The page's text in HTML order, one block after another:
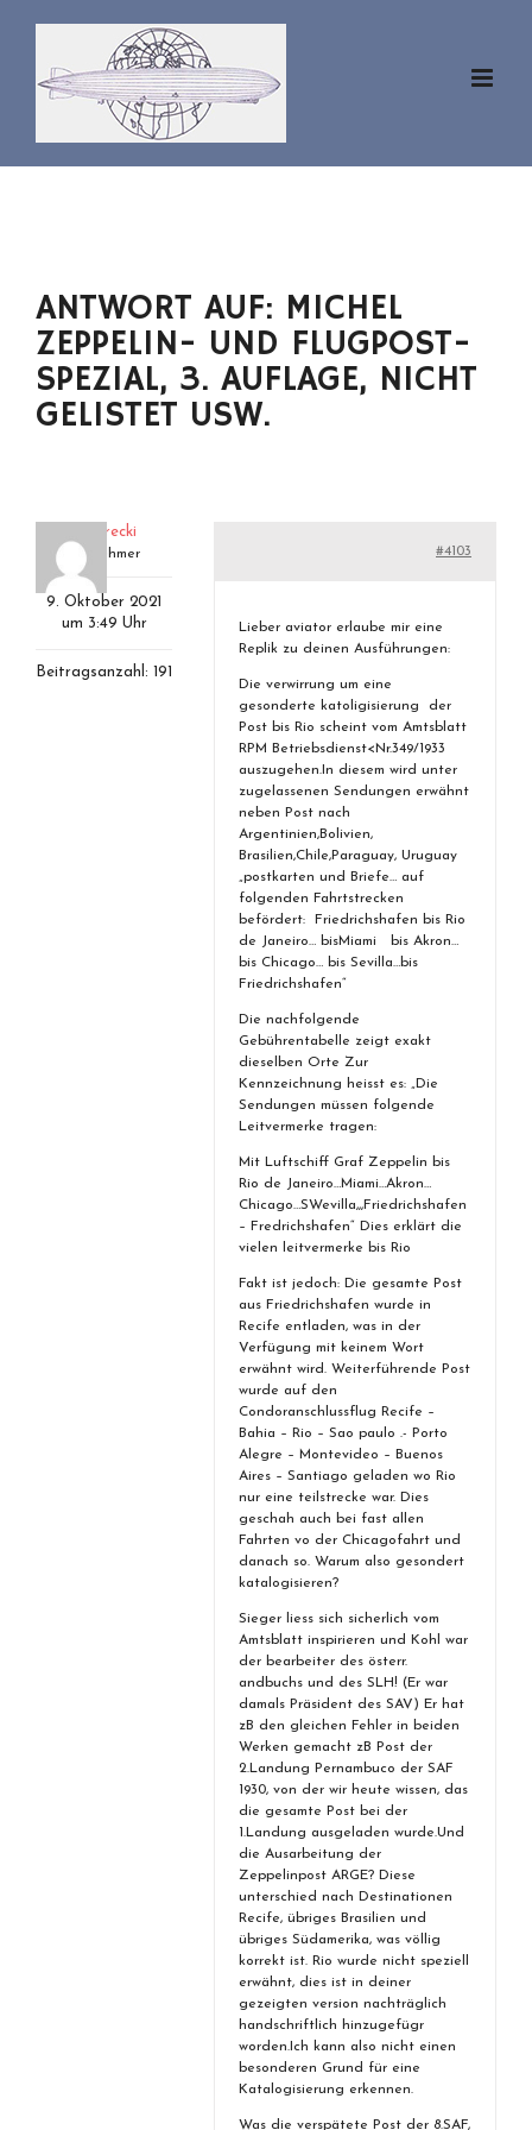
springen
ANTWORT AUF: MICHEL
ZEPPELIN- UND FLUGPOST-
SPEZIAL, 3. AUFLAGE, NICHT
GELISTET USW.
eckenerecki
Teilnehmer
9. Oktober 2021
um 3:49 Uhr
Beitragsanzahl: 191
#4103
Lieber aviator erlaube mir eine
Replik zu deinen Ausführungen:
Die verwirrung um eine
gesonderte katoligisierung der
Post bis Rio scheint vom Amtsblatt
RPM Betriebsdienst<Nr.349/1933
auszugehen.In diesem wird unter
zugelassenen Sendungen erwähnt
neben Post nach
Argentinien,Bolivien,
Brasilien,Chile,Paraguay, Uruguay
„postkarten und Briefe… auf
folgenden Fahrtstrecken
befördert: Friedrichshafen bis Rio
de Janeiro… bisMiami bis Akron…
bis Chicago… bis Sevilla…bis
Friedrichshafen“
Die nachfolgende
Gebührentabelle zeigt exakt
dieselben Orte Zur
Kennzeichnung heisst es: „Die
Sendungen müssen folgende
Leitvermerke tragen:
Mit Luftschiff Graf Zeppelin bis
Rio de Janeiro…Miami…Akron…
Chicago…SWevilla,,,Friedrichshafen
– Fredrichshafen“ Dies erklärt die
vielen leitvermerke bis Rio
Fakt ist jedoch: Die gesamte Post
aus Friedrichshafen wurde in
Recife entladen, was in der
Verfügung mit keinem Wort
erwähnt wird. Weiterführende Post
wurde auf den
Condoranschlussflug Recife –
Bahia – Rio – Sao paulo .- Porto
Alegre – Montevideo – Buenos
Aires – Santiago geladen wo Rio
nur eine teilstrecke war. Dies
geschah auch bei fast allen
Fahrten vo der Chicagofahrt und
danach so. Warum also gesondert
katalogisieren?
Sieger liess sich sicherlich vom
Amtsblatt inspirieren und Kohl war
der bearbeiter des österr.
andbuchs und des SLH! (Er war
damals Präsident des SAV) Er hat
zB den gleichen Fehler in beiden
Werken gemacht zB Post der
2.Landung Pernambuco der SAF
1930, von der wir heute wissen, das
die gesamte Post bei der
1.Landung ausgeladen wurde.Und
die Ausarbeitung der
Zeppelinpost ARGE? Diese
unterschied nach Destinationen
Recife, übriges Brasilien und
übriges Südamerika, was völlig
korrekt ist. Rio wurde nicht speziell
erwähnt, dies ist in deiner
gezeigten version nachträglich
handschriftlich hinzugefügr
worden.Ich kann also nicht einen
besonderen Grund für eine
Katalogisierung erkennen.
Was die verspätete Post der 8.SAF,